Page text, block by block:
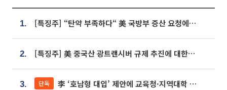
1. [특징주] “탄약 부족하다“ 美 국방부 증산 요청에⋯국내 방산주 급등세
2. [특징주] 美 중국산 광트랜시버 규제 추진에 대한광통신 등 광통신株 강세
3. 단독 李 ‘호남형 대입’ 제안에 교육청·지역대학 서·논술형 입시 연계 '착수'